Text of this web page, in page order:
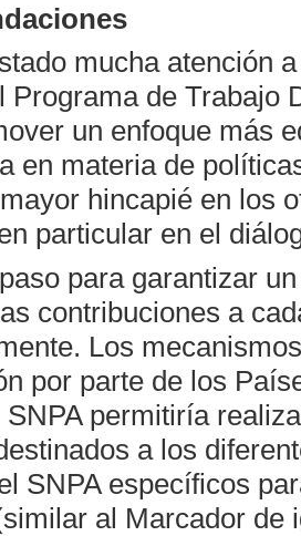
mucha atención
Programa de Trabajo
un enfoque más
en materia de
hincapié en los
particular en el
para garantizar
contribuciones a
Los
por parte de los
permitiría
a los
SNPA específicos
al Marcador de